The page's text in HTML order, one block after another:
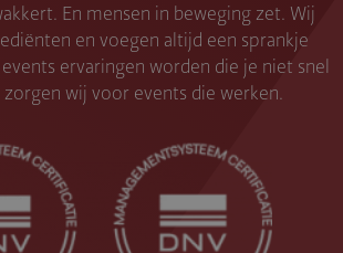
En mensen in beweging zet. Wij
en voegen altijd een sprankje
ervaringen worden die je niet snel
wij voor events die werken.